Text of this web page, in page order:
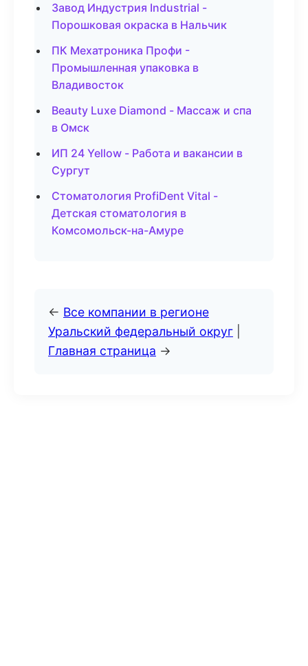
Завод Индустрия Industrial -
Порошковая окраска в Нальчик
ПК Мехатроника Профи -
Промышленная упаковка в
Владивосток
Beauty Luxe Diamond - Массаж и спа
в Омск
ИП 24 Yellow - Работа и вакансии в
Сургут
Стоматология ProfiDent Vital -
Детская стоматология в
Комсомольск-на-Амуре
← Все компании в регионе
Уральский федеральный округ
Главная страница →